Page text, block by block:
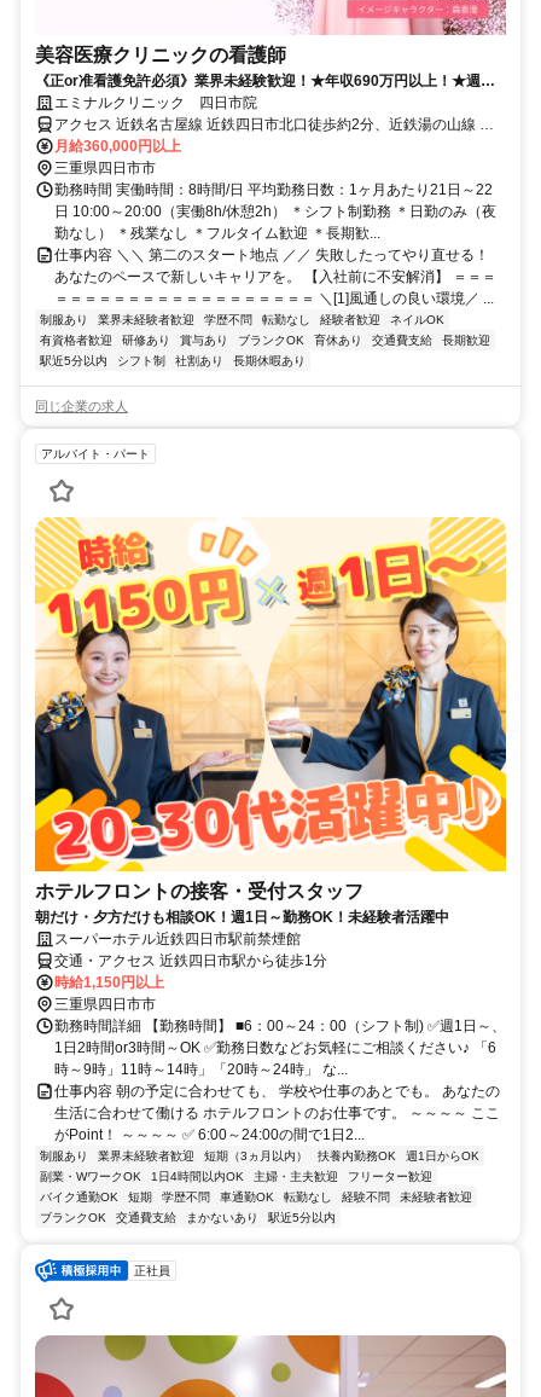
美容医療クリニックの看護師
《正or准看護免許必須》業界未経験歓迎！★年収690万円以上！★週休2
日＆有給取得率9割★昇給・賞与あり★社割あり
エミナルクリニック 四日市院
アクセス 近鉄名古屋線 近鉄四日市北口徒歩約2分、近鉄湯の山線 近
鉄四日市北口徒歩約2分、四日市あすなろう鉄道内部線 あすなろう四
日市徒歩約3分
月給360,000円以上
三重県四日市市
勤務時間 実働時間：8時間/日 平均勤務日数：1ヶ月あたり21日～22
日 10:00～20:00（実働8h/休憩2h） ＊シフト制勤務 ＊日勤のみ（夜
勤なし） ＊残業なし ＊フルタイム歓迎 ＊長期歓...
仕事内容 ＼＼ 第二のスタート地点 ／／ 失敗したってやり直せる！
あなたのペースで新しいキャリアを。 【入社前に不安解消】 ＝＝＝
＝＝＝＝＝＝＝＝＝＝＝＝＝＝＝＝＝＝ ＼[1]風通しの良い環境／ ...
制服あり 業界未経験者歓迎 学歴不問 転勤なし 経験者歓迎
ネイルOK
有資格者歓迎
研修あり 賞与あり ブランクOK 育休あり 交通費支給
長期歓迎
駅近5分以内
シフト制 社割あり 長期休暇あり
同じ企業の求人
アルバイト・パート
ホテルフロントの接客・受付スタッフ
朝だけ・夕方だけも相談OK！週1日～勤務OK！未経験者活躍中
スーパーホテル近鉄四日市駅前禁煙館
交通・アクセス 近鉄四日市駅から徒歩1分
時給1,150円以上
三重県四日市市
勤務時間詳細 【勤務時間】 ■6：00～24：00（シフト制) ✅週1日～、
1日2時間or3時間～OK ✅勤務日数などお気軽にご相談ください♪ 「6
時～9時」11時～14時」「20時～24時」 な...
仕事内容 朝の予定に合わせても、 学校や仕事のあとでも。 あなたの
生活に合わせて働ける ホテルフロントのお仕事です。 ～～～～ ここ
がPoint！ ～～～～ ✅ 6:00～24:00の間で1日2...
制服あり 業界未経験者歓迎 短期（3ヵ月以内） 扶養内勤務OK
週1日からOK
副業・WワークOK
1日4時間以内OK 主婦・主夫歓迎
フリーター歓迎
バイク通勤OK
短期 学歴不問 車通勤OK 転勤なし 経験不問
未経験者歓迎
ブランクOK
交通費支給 まかないあり 駅近5分以内
正社員